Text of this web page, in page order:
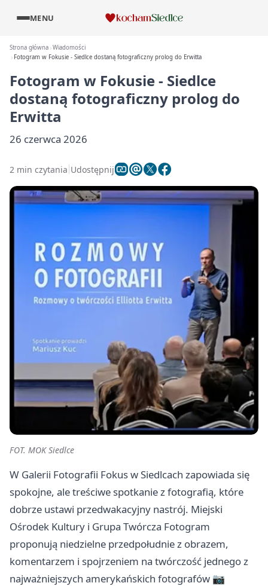
MENU
Strona główna Wiadomości
Fotogram w Fokusie - Siedlce dostaną fotograficzny prolog do Erwitta
Fotogram w Fokusie - Siedlce
dostaną fotograficzny prolog do
Erwitta
26 czerwca 2026
2 min czytania Udostępnij
FOT. MOK Siedlce
W Galerii Fotografii Fokus w Siedlcach zapowiada się
spokojne, ale treściwe spotkanie z fotografią, które
dobrze ustawi przedwakacyjny nastrój. Miejski
Ośrodek Kultury i Grupa Twórcza Fotogram
proponują niedzielne przedpołudnie z obrazem,
komentarzem i spojrzeniem na twórczość jednego z
najważniejszych amerykańskich fotografów 📷